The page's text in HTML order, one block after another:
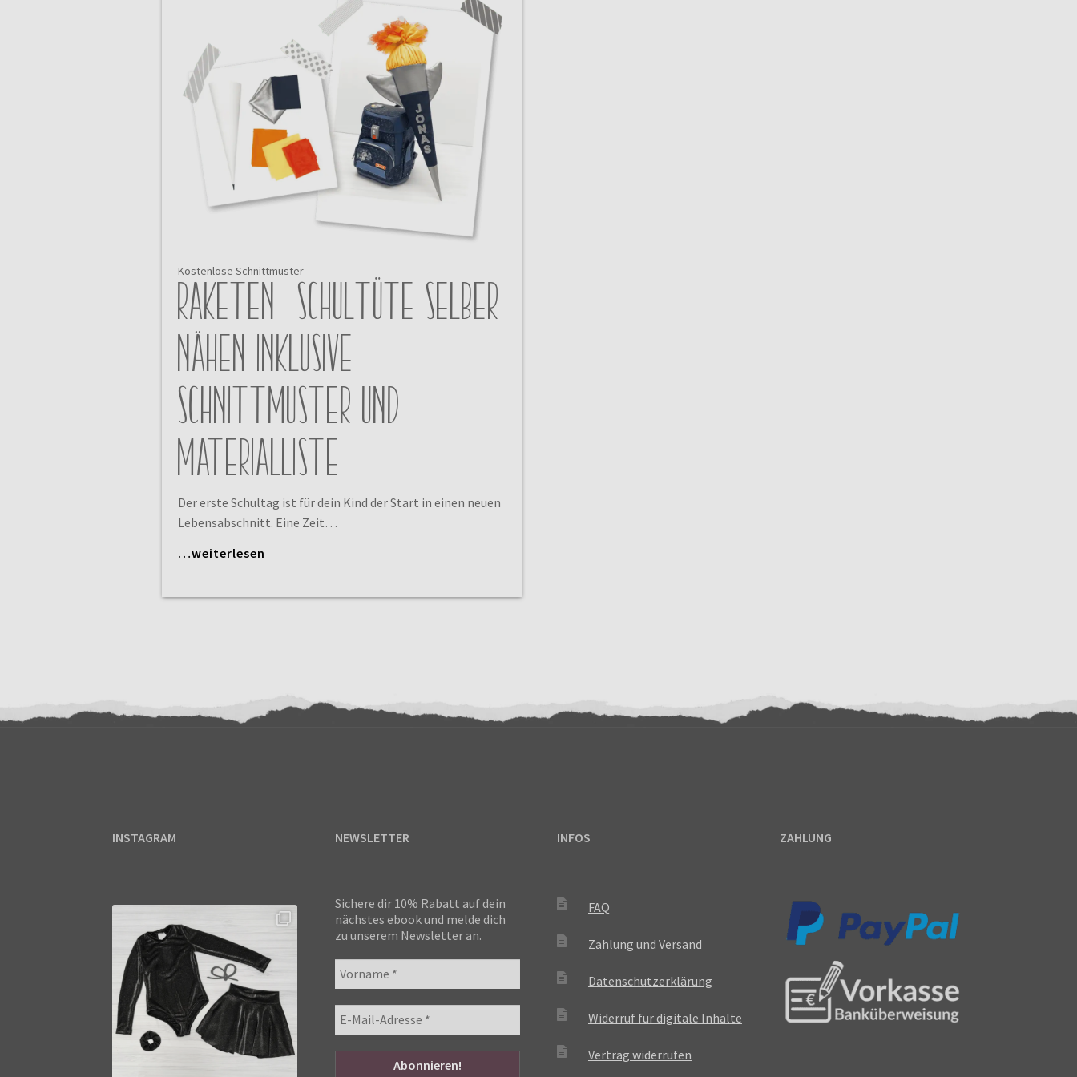
Kostenlose Schnittmuster
Raketen-Schultüte selber
nähen inklusive
Schnittmuster und
Materialliste
Der erste Schultag ist für dein Kind der Start in einen neuen
Lebensabschnitt. Eine Zeit…
…weiterlesen
Ja, ich möchte zukünftig über aktuelle Angebote & Neuheiten von
Schleiferlwerk per E-Mail informiert werden.Eine Abmeldung ist
jederzeit kostenlos möglich. Mit meiner Anmeldung stimme ich der
Datenschutzerklärung zu
INSTAGRAM NEWSLETTER
Sichere dir 10% Rabatt auf dein
nächstes ebook und melde dich
zu unserem Newsletter an.
INFOS
FAQ
Zahlung und Versand
Datenschutzerklärung
Widerruf für digitale Inhalte
Vertrag widerrufen
ZAHLUNG